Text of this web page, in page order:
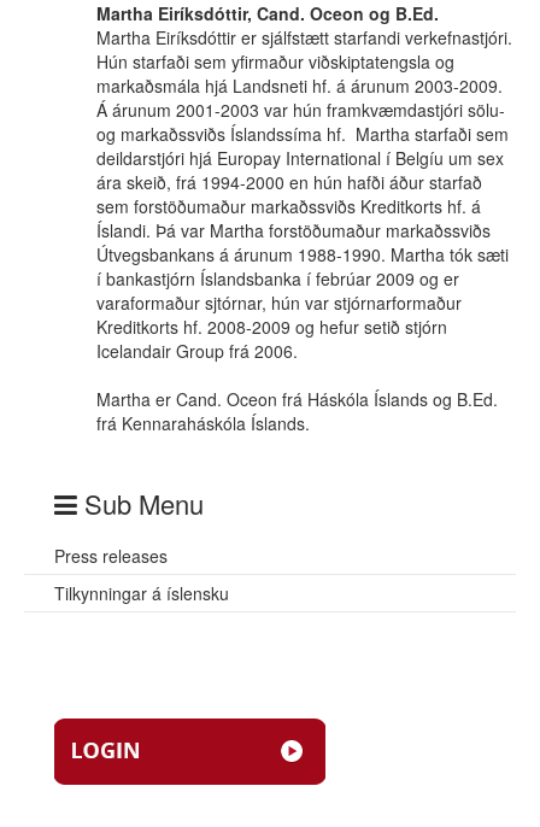
Martha Eiríksdóttir, Cand. Oceon og B.Ed.
Martha Eiríksdóttir er sjálfstætt starfandi verkefnastjóri.
Hún starfaði sem yfirmaður viðskiptatengsla og
markaðsmála hjá Landsneti hf. á árunum 2003-2009.
Á árunum 2001-2003 var hún framkvæmdastjóri sölu-
og markaðssviðs Íslandssíma hf. Martha starfaði sem
deildarstjóri hjá Europay International í Belgíu um sex
ára skeið, frá 1994-2000 en hún hafði áður starfað
sem forstöðumaður markaðssviðs Kreditkorts hf. á
Íslandi. Þá var Martha forstöðumaður markaðssviðs
Útvegsbankans á árunum 1988-1990. Martha tók sæti
í bankastjórn Íslandsbanka í febrúar 2009 og er
varaformaður sjtórnar, hún var stjórnarformaður
Kreditkorts hf. 2008-2009 og hefur setið stjórn
Icelandair Group frá 2006.
Martha er Cand. Oceon frá Háskóla Íslands og B.Ed.
frá Kennaraháskóla Íslands.
Sub Menu
Press releases
Tilkynningar á íslensku